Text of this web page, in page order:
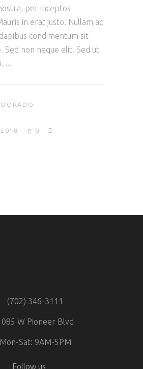
per inceptos
in erat justo. Nullam ac
condimentum sit
Sed non neque elit. Sed ut
0
(702) 346-3111
W Pioneer Blvd
Mon-Sat: 9AM-5PM
Follow us